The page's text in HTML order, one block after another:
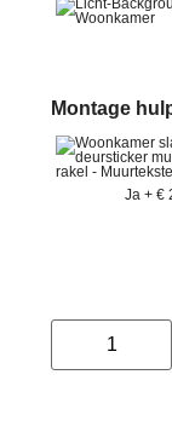
Montage
Ja + €